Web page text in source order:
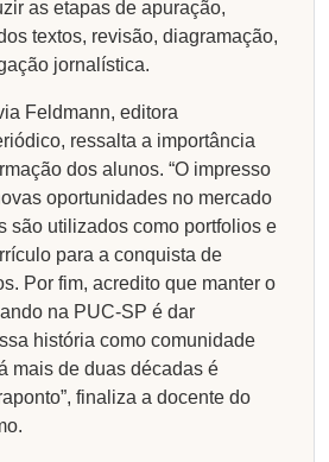
as etapas de apuração,
textos, revisão, diagramação,
jornalística.
Feldmann, editora
ressalta a importância
dos alunos. “O impresso
oportunidades no mercado
são utilizados como portfolios e
para a conquista de
Por fim, acredito que manter o
na PUC-SP é dar
história como comunidade
mais de duas décadas é
finaliza a docente do